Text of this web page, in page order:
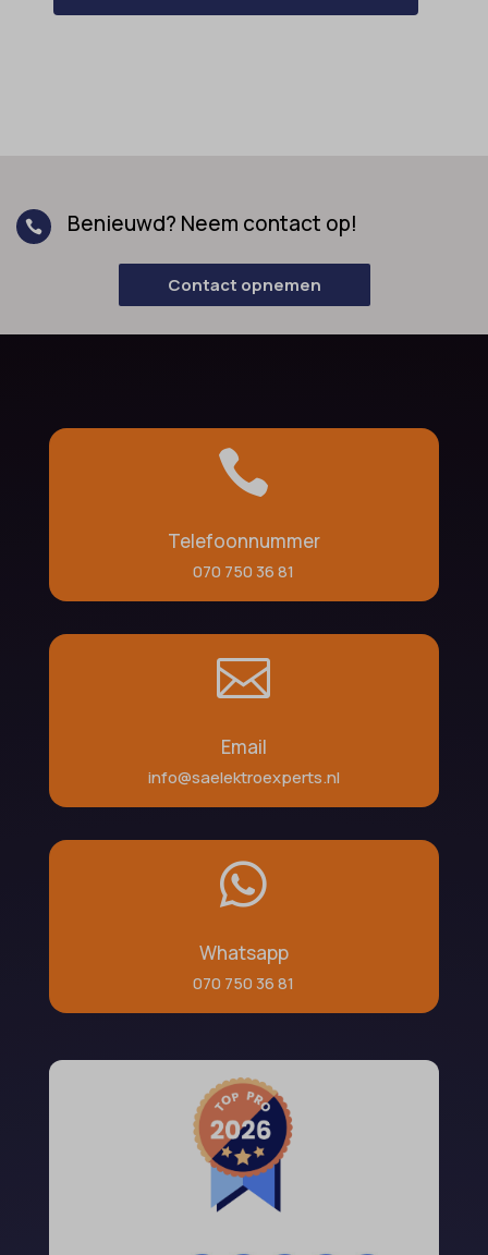
 Benieuwd? Neem contact op!
Contact opnemen

Telefoonnummer
070 750 36 81

Email
info@saelektroexperts.nl

Whatsapp
070 750 36 81